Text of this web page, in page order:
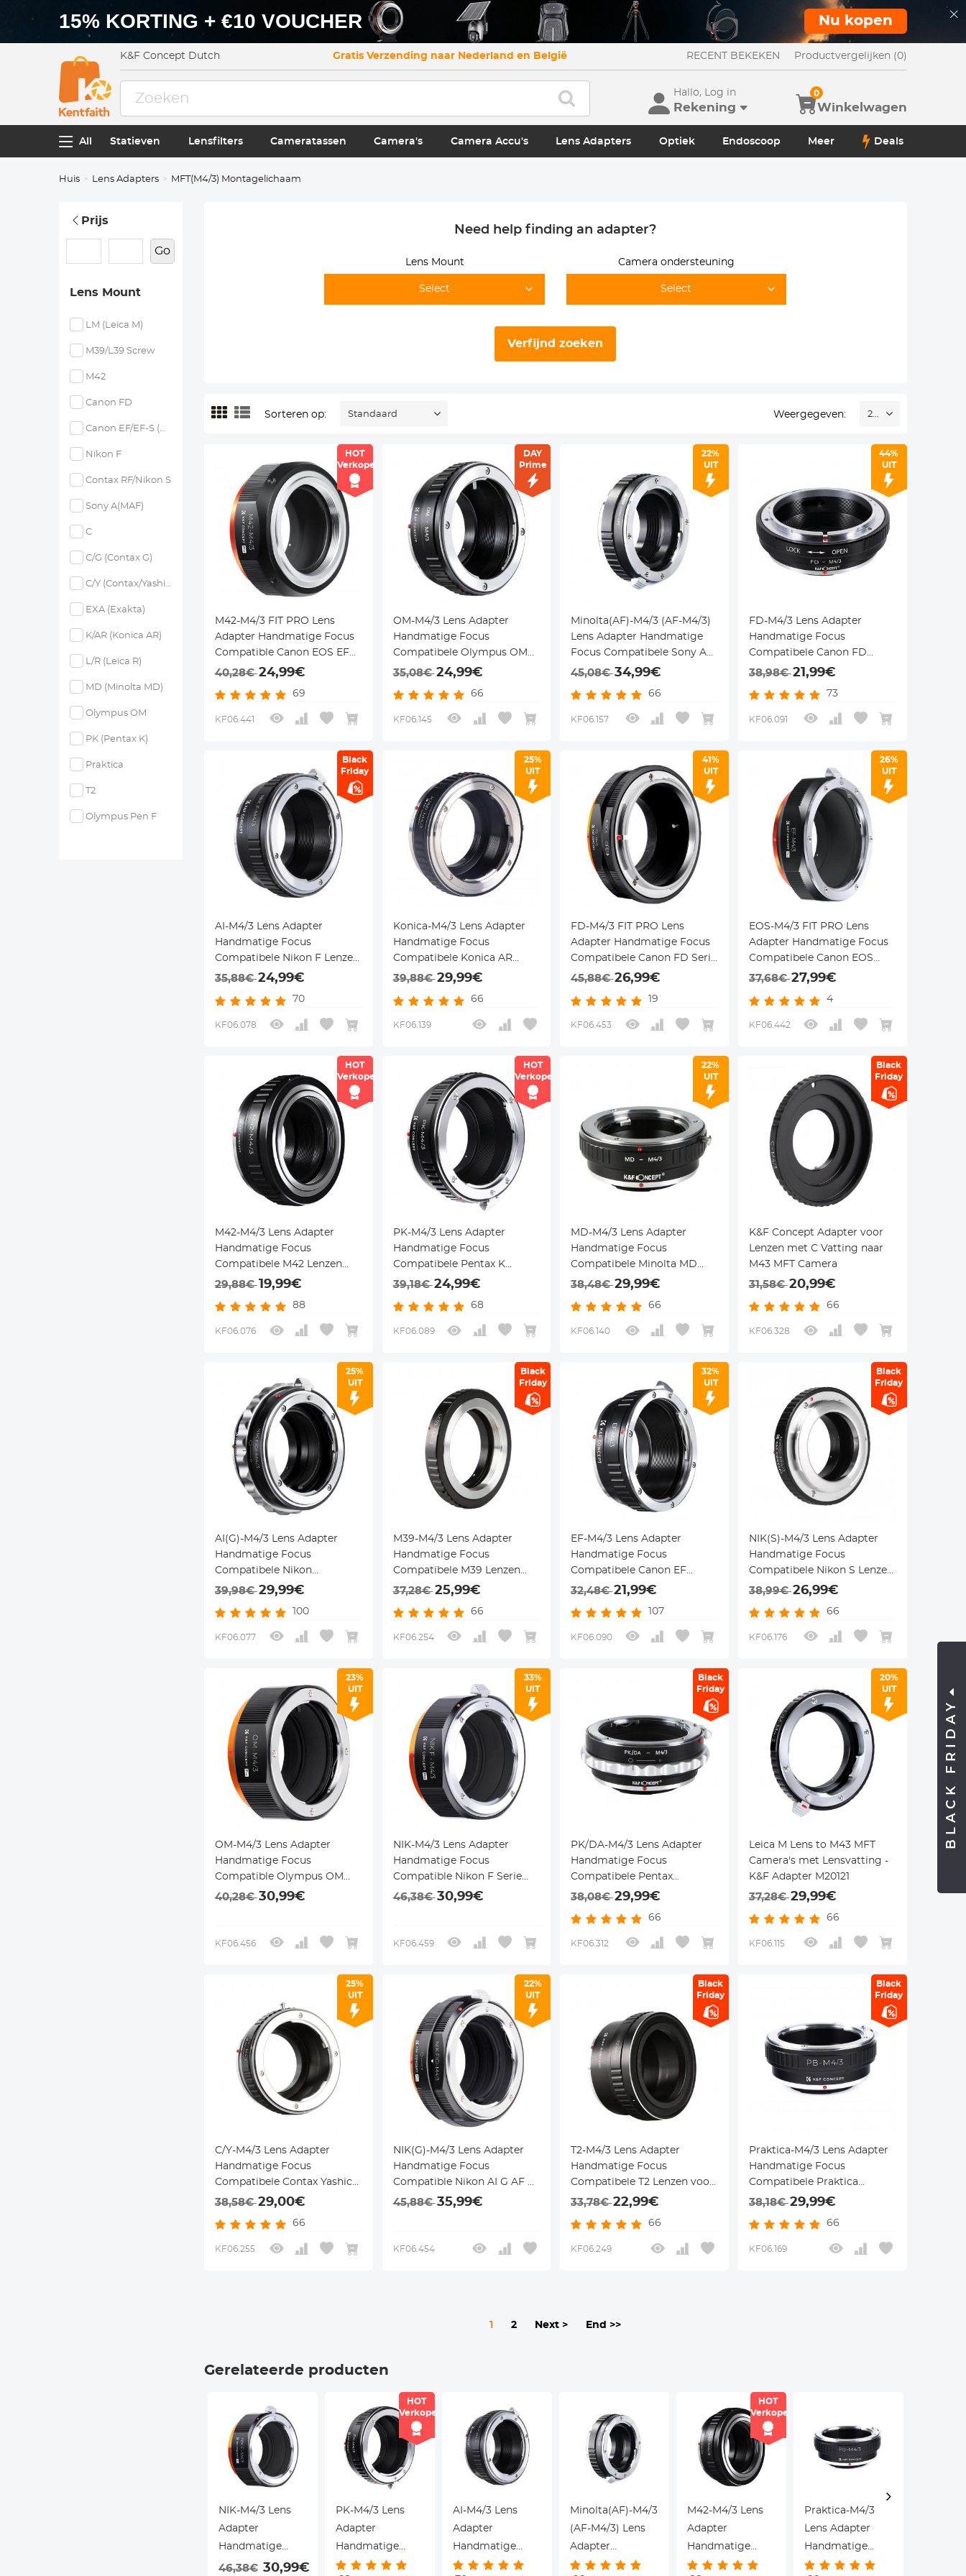
15% KORTING + €10 VOUCHER Nu kopen
K&F Concept Dutch Gratis Verzending naar Nederland en België RECENT BEKEKEN Productvergelijken (0)
Hallo, Log in
Rekening Winkelwagen
0
All Statieven Lensfilters Cameratassen Camera's Camera Accu's Lens Adapters Optiek Endoscoop Meer Deals
Huis Lens Adapters MFT(M4/3) Montagelichaam
Prijs
Go
Lens Mount
LM (Leica M)
M39/L39 Screw
M42
Canon FD
Canon EF/EF-S (EOS)
Nikon F
Contax RF/Nikon S
Sony A(MAF)
C
C/G (Contax G)
C/Y (Contax/Yashica)
EXA (Exakta)
K/AR (Konica AR)
L/R (Leica R)
MD (Minolta MD)
Olympus OM
PK (Pentax K)
Praktica
T2
Olympus Pen F
Need help finding an adapter?
Lens Mount
Select
Camera ondersteuning
Select
Verfijnd zoeken
Sorteren op: Standaard Weergegeven: 24
HOT
Verkoper
M42-M4/3 FIT PRO Lens
Adapter Handmatige Focus
Compatible Canon EOS EF
Serie DSLR Lenzen voor
Camera Lichaam
40,28€24,99€
69
KF06.441
DAY
Prime
OM-M4/3 Lens Adapter
Handmatige Focus
Compatibele Olympus OM
Lenzen voor M43 MFT
35,08€24,99€
66
KF06.145
22%
UIT
Minolta(AF)-M4/3 (AF-M4/3)
Lens Adapter Handmatige
Focus Compatibele Sony A
Lenzen voor M43 MFT
45,08€34,99€
66
KF06.157
44%
UIT
FD-M4/3 Lens Adapter
Handmatige Focus
Compatibele Canon FD
Lenzen voor M43 MFT
38,98€21,99€
73
KF06.091
Black
Friday
AI-M4/3 Lens Adapter
Handmatige Focus
Compatibele Nikon F Lenzen
voor M43 MFT Camera
35,88€24,99€
70
KF06.078
25%
UIT
Konica-M4/3 Lens Adapter
Handmatige Focus
Compatibele Konica AR
Lenzen voor M43 MFT
39,88€29,99€
66
KF06.139
41%
UIT
FD-M4/3 FIT PRO Lens
Adapter Handmatige Focus
Compatibele Canon FD Serie
DSLR Lenzen voor
Camera Lichaam
45,88€26,99€
19
KF06.453
26%
UIT
EOS-M4/3 FIT PRO Lens
Adapter Handmatige Focus
Compatibele Canon EOS
Serie DSLR Lenzen voor
Camera Lichaam
37,68€27,99€
4
KF06.442
HOT
Verkoper
M42-M4/3 Lens Adapter
Handmatige Focus
Compatibele M42 Lenzen
voor M43 MFT Camera
29,88€19,99€
88
KF06.076
HOT
Verkoper
PK-M4/3 Lens Adapter
Handmatige Focus
Compatibele Pentax K
Lenzen voor M43 MFT
39,18€24,99€
68
KF06.089
22%
UIT
MD-M4/3 Lens Adapter
Handmatige Focus
Compatibele Minolta MD
Lenzen voor M43 MFT
38,48€29,99€
66
KF06.140
Black
Friday
K&F Concept Adapter voor
Lenzen met C Vatting naar
M43 MFT Camera
31,58€20,99€
66
KF06.328
25%
UIT
AI(G)-M4/3 Lens Adapter
Handmatige Focus
Compatibele Nikon
G/F/AI/AIS/D Lenzen voor
39,98€29,99€
100
KF06.077
Black
Friday
M39-M4/3 Lens Adapter
Handmatige Focus
Compatibele M39 Lenzen
voor M43 MFT Camera
37,28€25,99€
66
KF06.254
32%
UIT
EF-M4/3 Lens Adapter
Handmatige Focus
Compatibele Canon EF
Lenzen voor M43 MFT
32,48€21,99€
107
KF06.090
Black
Friday
NIK(S)-M4/3 Lens Adapter
Handmatige Focus
Compatibele Nikon S Lenzen
voor M43 MFT Camera
38,99€26,99€
66
KF06.176
23%
UIT
OM-M4/3 Lens Adapter
Handmatige Focus
Compatible Olympus OM
Serie DSLR Lenzen voor
40,28€30,99€
KF06.456
33%
UIT
NIK-M4/3 Lens Adapter
Handmatige Focus
Compatible Nikon F Serie
DSLR Lenzen voor
46,38€30,99€
KF06.459
Black
Friday
PK/DA-M4/3 Lens Adapter
Handmatige Focus
Compatibele Pentax
K/M/A/FA/DA Lenzen voor
38,08€29,99€
66
KF06.312
20%
UIT
Leica M Lens to M43 MFT
Camera's met Lensvatting -
K&F Adapter M20121
37,28€29,99€
66
KF06.115
25%
UIT
C/Y-M4/3 Lens Adapter
Handmatige Focus
Compatibele Contax Yashica
Lenzen voor M43 MFT
38,58€29,00€
66
KF06.255
22%
UIT
NIK(G)-M4/3 Lens Adapter
Handmatige Focus
Compatible Nikon AI G AF S
DSLR Lenzen voor
45,88€35,99€
KF06.454
Black
Friday
T2-M4/3 Lens Adapter
Handmatige Focus
Compatibele T2 Lenzen voor
M43 MFT Camera Lichaam
33,78€22,99€
66
KF06.249
Black
Friday
Praktica-M4/3 Lens Adapter
Handmatige Focus
Compatibele Praktica
Lenzen voor M43 MFT
38,18€29,99€
66
KF06.169
1 2 Next > End >>
Gerelateerde producten
NIK-M4/3 Lens
Adapter
Handmatige
Focus
46,38€ 30,99€
HOT
Verkoper
PK-M4/3 Lens
Adapter
Handmatige
Focus
AI-M4/3 Lens
Adapter
Handmatige
Focus
Minolta(AF)-M4/3
(AF-M4/3) Lens
Adapter
Handmatige
HOT
Verkoper
M42-M4/3 Lens
Adapter
Handmatige
Focus
Praktica-M4/3
Lens Adapter
Handmatige
Focus
BLACK FRIDAY